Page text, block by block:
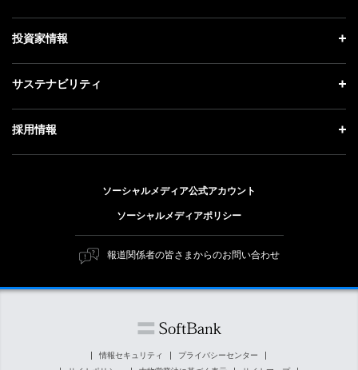
更新情報
社長メッセージ
事業紹介
理念・ビジョン・戦略 トップ
成長戦略「Activate AI for Society」
人材戦略
投資家情報
投資家情報 トップ
経営方針
サステナビリティ
サステナビリティ トップ
トップメッセージ
ESG方針・体制
マテリアリティ（重要課題）
ESGの主な取り組み
外部評価・イニシアチブ
採用情報
キャリア採用
障がい者採用
ソーシャルメディア公式アカウント
ソーシャルメディアポリシー
報道関係者の皆さまからのお問い合わせ
情報セキュリティ
プライバシーセンター